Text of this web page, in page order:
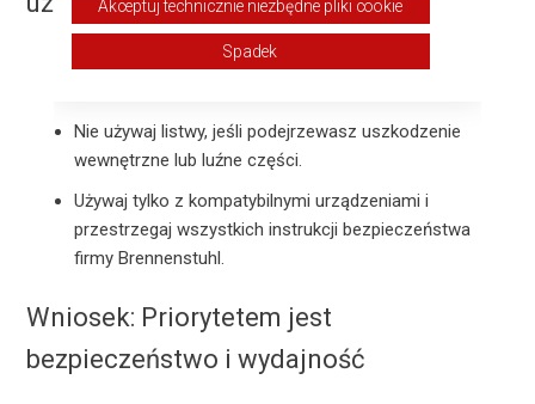
Upewnij się, że całkowite obciążenie nie przekracza
Nie używaj listwy, jeśli podejrzewasz uszkodzenie
wewnętrzne lub luźne części.
Używaj tylko z kompatybilnymi urządzeniami i
przestrzegaj wszystkich instrukcji bezpieczeństwa
firmy Brennenstuhl.
Wniosek: Priorytetem jest
bezpieczeństwo i wydajność
Akceptuj technicznie niezbędne pliki cookie
Spadek